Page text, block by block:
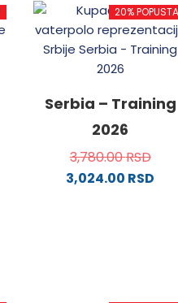
20%
Serbia – Training
2026
3,780.00RSD
3,024.00 RSD